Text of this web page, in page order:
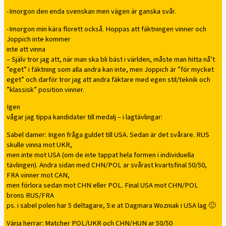
-Imorgon den enda svenskan men vägen är ganska svår.
-Imorgon min kära florett också. Hoppas att fäktningen vinner och
Joppich inte kommer
inte att vinna
– Själv tror jag att, när man ska bli bäst i världen, måste man hitta nå’t
”eget” i fäktning som alla andra kan inte, men Joppich är ”för mycket
eget” och darför tror jag att andra fäktare med egen stil/teknik och
”klassisk” position vinner.
Igen
vågar jag tippa kandidater till medalj – i lagtävlingar:
Sabel damer: Ingen fråga guldet till USA. Sedan är det svårare. RUS
skulle vinna mot UKR,
men inte mot USA (om de inte tappat hela formen i individuella
tävlingen). Andra sidan med CHN/POL ar svårast kvartsfinal 50/50,
FRA vinner mot CAN,
men förlora sedan mot CHN eller POL. Final USA mot CHN/POL
brons RUS/FRA
ps. i sabel polen har 5 deltagare, 5:e at Dagmara Wozniak i USA lag 🙂
Värja herrar: Matcher POL/UKR och CHN/HUN ar 50/50